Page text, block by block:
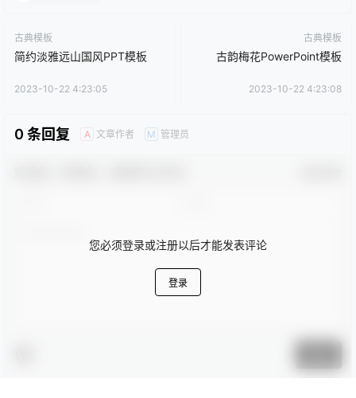
古典模板
简约淡雅远山国风PPT模板
2023-10-22 4:23:05
古典模板
古韵梅花PowerPoint模板
2023-10-22 4:23:08
0 条回复 A 文章作者 M 管理员
您必须登录或注册以后才能发表评论
登录